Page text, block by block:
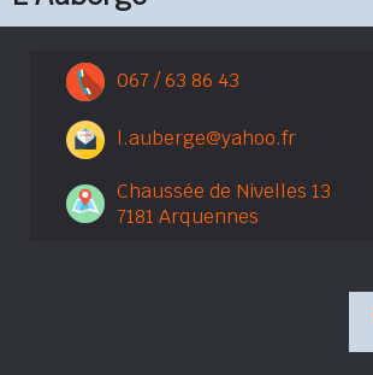
067 / 63 86 43
l.auberge@yahoo.fr
Chaussée de Nivelles 13
7181 Arquennes